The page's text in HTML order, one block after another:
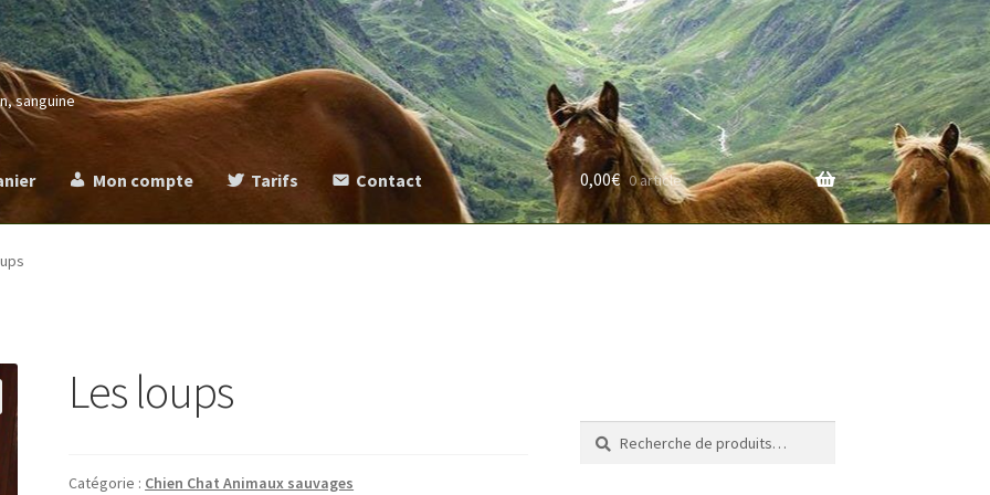
sanguine
Mon compte Tarifs Contact 0,00€ 0 article
Les loups
Catégorie : Chien Chat Animaux sauvages
Recherche
pour :
Recherche